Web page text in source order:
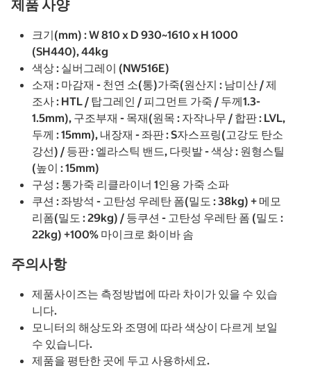
제품 사양
크기(mm) : W 810 x D 930~1610 x H 1000
(SH440), 44kg
색상 : 실버그레이 (NW516E)
소재 : 마감재 - 천연 소(통)가죽(원산지 : 남미산 / 제
조사 : HTL / 탑그레인 / 피그먼트 가죽 / 두께1.3-
1.5mm), 구조부재 - 목재(원목 : 자작나무 / 합판 : LVL,
두께 : 15mm), 내장재 - 좌판 : S자스프링(고강도 탄소
강선) / 등판 : 엘라스틱 밴드, 다릿발 - 색상 : 원형스틸
(높이 : 15mm)
구성 : 통가죽 리클라이너 1인용 가죽 소파
쿠션 : 좌방석 - 고탄성 우레탄 폼(밀도 : 38kg) + 메모
리폼(밀도 : 29kg) / 등쿠션 - 고탄성 우레탄 폼 (밀도 :
22kg) +100% 마이크로 화이바 솜
주의사항
제품사이즈는 측정방법에 따라 차이가 있을 수 있습
니다.
모니터의 해상도와 조명에 따라 색상이 다르게 보일
수 있습니다.
제품을 평탄한 곳에 두고 사용하세요.